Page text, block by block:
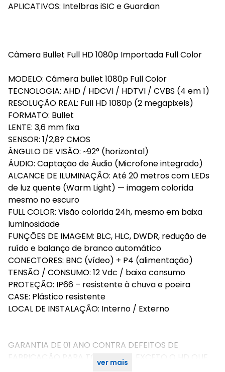
APLICATIVOS: Intelbras iSIC e Guardian
Câmera Bullet Full HD 1080p Importada Full Color
MODELO: Câmera bullet 1080p Full Color
TECNOLOGIA: AHD / HDCVI / HDTVI / CVBS (4 em 1)
RESOLUÇÃO REAL: Full HD 1080p (2 megapixels)
FORMATO: Bullet
LENTE: 3,6 mm fixa
SENSOR: 1/2,8? CMOS
ÂNGULO DE VISÃO: ~92° (horizontal)
ÁUDIO: Captação de Áudio (Microfone integrado)
ALCANCE DE ILUMINAÇÃO: Até 20 metros com LEDs
de luz quente (Warm Light) — imagem colorida
mesmo no escuro
FULL COLOR: Visão colorida 24h, mesmo em baixa
luminosidade
FUNÇÕES DE IMAGEM: BLC, HLC, DWDR, redução de
ruído e balanço de branco automático
CONECTORES: BNC (vídeo) + P4 (alimentação)
TENSÃO / CONSUMO: 12 Vdc / baixo consumo
PROTEÇÃO: IP66 – resistente à chuva e poeira
CASE: Plástico resistente
LOCAL DE INSTALAÇÃO: Interno / Externo
GARANTIA DE 01 ANO CONTRA DEFEITOS DE
FABRICAÇÃO PARA TODO O KIT, EXCETO O HD QUE
ver mais